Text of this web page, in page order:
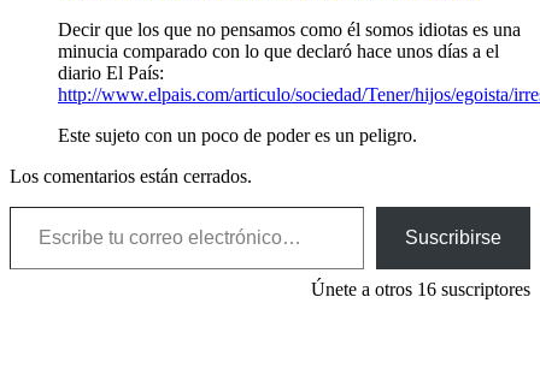
Decir que los que no pensamos como él somos idiotas es una
minucia comparado con lo que declaró hace unos días a el
diario El País:
http://www.elpais.com/articulo/sociedad/Tener/hijos/egoista/
Este sujeto con un poco de poder es un peligro.
Los comentarios están cerrados.
Escribe tu correo electrónico…
Suscribirse
Únete a otros 16 suscriptores